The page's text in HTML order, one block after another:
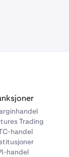
med margin
Trading
handel
handel